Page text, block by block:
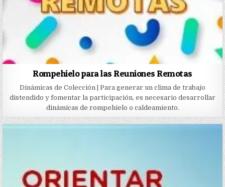
Rompehielo para las Reuniones Remotas
Dinámicas de Colección | Para generar un clima de trabajo
distendido y fomentar la participación, es necesario desarrollar
dinámicas de rompehielo o caldeamiento.